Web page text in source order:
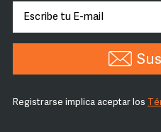
Registrarse implica aceptar los